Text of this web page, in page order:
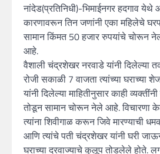
नांदेड(प्रतिनिधी)-भिमाईनगर हदगाव येथे
कारणावरून तिन जणांनी एका महिलेचे
सामान किंमत 50 हजार रुपयांचे चोरून
आहे.
वैशाली चंद्रशेखर नरवाडे यांनी दिलेल्या
रोजी सकाळी 7 वाजता त्यांच्या घराच्या
यांनी दिलेल्या माहितीनुसार काही
तोडून सामान चोरून नेले आहे. विचारणा
त्यांना शिवीगाळ करून जिवे मारण्याची
आणि त्यांचे पती चंद्रशेखर यांनी घरी
घराच्या दरवाज्याचे कुलूप तोडलेले होते.